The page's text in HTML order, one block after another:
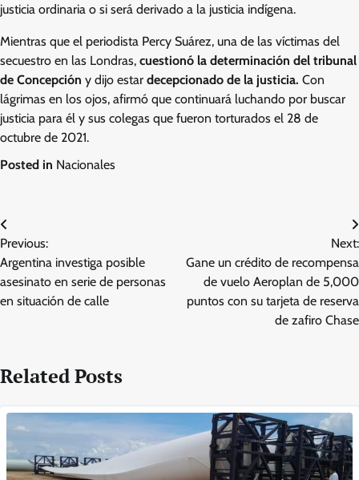
justicia ordinaria o si será derivado a la justicia indígena.
Mientras que el periodista Percy Suárez, una de las víctimas del
secuestro en las Londras, cuestionó la determinación del tribunal
de Concepción y dijo estar decepcionado de la justicia. Con
lágrimas en los ojos, afirmó que continuará luchando por buscar
justicia para él y sus colegas que fueron torturados el 28 de
octubre de 2021.
Posted in Nacionales
Post
navigation
Previous:
Argentina investiga posible
asesinato en serie de personas
en situación de calle
Next:
Gane un crédito de recompensa
de vuelo Aeroplan de 5,000
puntos con su tarjeta de reserva
de zafiro Chase
Related Posts